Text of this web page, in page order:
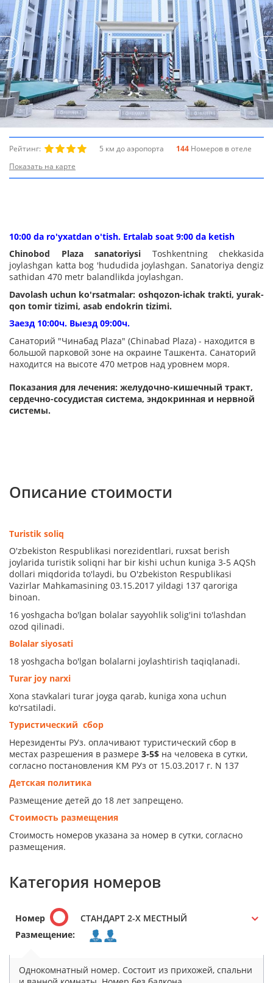
Рейтинг: 5 км до аэропорта 144 Номеров в отеле
Показать на карте
10:00 da ro'yxatdan o'tish. Ertalab soat 9:00 da ketish
Chinobod Plaza sanatoriysi Toshkentning chekkasida
joylashgan katta bog 'hududida joylashgan. Sanatoriya dengiz
sathidan 470 metr balandlikda joylashgan.
Davolash uchun ko'rsatmalar: oshqozon-ichak trakti, yurak-
qon tomir tizimi, asab endokrin tizimi.
Заезд 10:00ч. Выезд 09:00ч.
Санаторий "Чинабад Plaza" (Chinabad Plaza) - находится в
большой парковой зоне на окраине Ташкента. Санаторий
находится на высоте 470 метров над уровнем моря.
Показания для лечения: желудочно-кишечный тракт,
сердечно-сосудистая система, эндокринная и нервной
системы.
Описание стоимости
Turistik soliq
O'zbekiston Respublikasi norezidentlari, ruxsat berish
joylarida turistik soliqni har bir kishi uchun kuniga 3-5 AQSh
dollari miqdorida to'laydi, bu O'zbekiston Respublikasi
Vazirlar Mahkamasining 03.15.2017 yildagi 137 qaroriga
binoan.
16 yoshgacha bo'lgan bolalar sayyohlik solig'ini to'lashdan
ozod qilinadi.
Bolalar siyosati
18 yoshgacha bo'lgan bolalarni joylashtirish taqiqlanadi.
Turar joy narxi
Xona stavkalari turar joyga qarab, kuniga xona uchun
ko'rsatiladi.
Туристический сбор
Нерезиденты РУз. оплачивают туристический сбор в
местах разрешения в размере 3-5$ на человека в сутки,
согласно постановления КМ РУз от 15.03.2017 г. N 137
Детская политика
Размещение детей до 18 лет запрещено.
Стоимость размещения
Стоимость номеров указана за номер в сутки, согласно
размещения.
Категория номеров
Номер
СТАНДАРТ 2-Х МЕСТНЫЙ
Размещение:
Однокомнатный номер. Состоит из прихожей, спальни